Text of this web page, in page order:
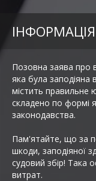
Позовна заява про
яка була заподіяна
містить правильне
складено по формі
законодавства.
Пам'ятайте, що за
шкоди, заподіяної
судовий збір! Така
витрат.